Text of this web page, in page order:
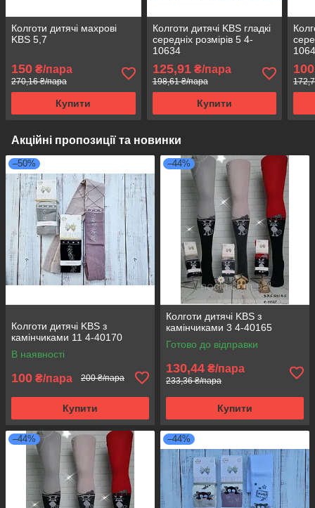
Колготи дитячі махрові
KBS 5,7
150 ₴/пара
270,16 ₴/пара
Купити
Колготи дитячі KBS гладкі
середніх розмірів 5 4-
10634
125,91₴/пара
198,61 ₴/пара
Купити
100
Акційні пропозиції та новинки
–50%
Колготи дитячі KBS з
камінчиками 11 4-40170
В наявності
100 ₴/пара 200 ₴/пара
Купити
–44%
Колготи дитячі KBS з
камінчиками 3 4-40165
Готово до відправки
130,44 ₴/пара
233,36 ₴/пара
Купити
–44% –44%